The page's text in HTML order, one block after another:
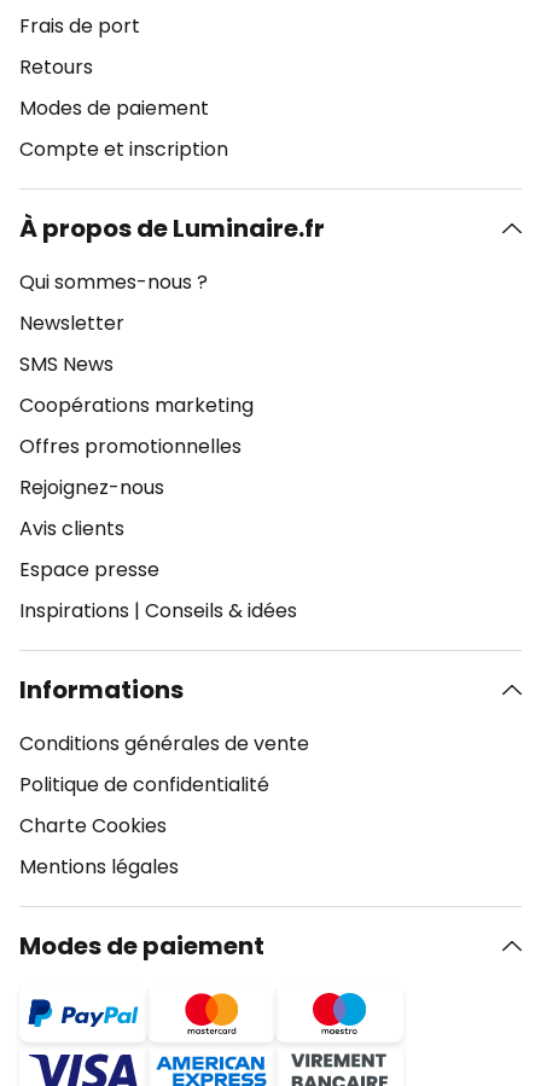
Frais de port
Retours
Modes de paiement
Compte et inscription
À propos de Luminaire.fr
Qui sommes-nous ?
Newsletter
SMS News
Coopérations marketing
Offres promotionnelles
Rejoignez-nous
Avis clients
Espace presse
Inspirations | Conseils & idées
Informations
Conditions générales de vente
Politique de confidentialité
Charte Cookies
Mentions légales
Modes de paiement